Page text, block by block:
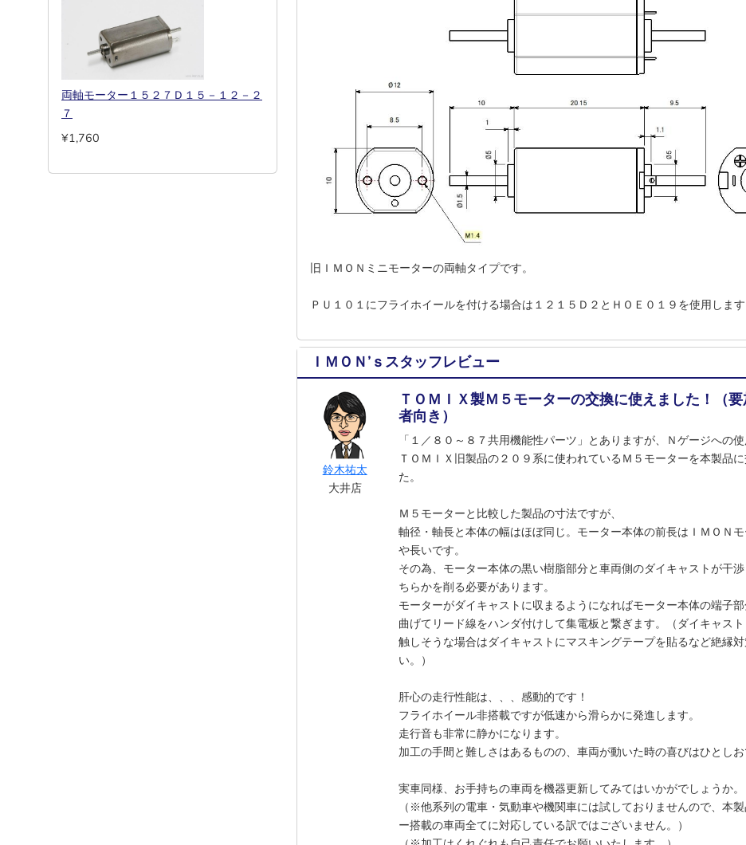
旧ＩＭＯＮミニモーターの両軸タイプです。
ＰＵ１０１にフライホイールを付ける場合は１２１５Ｄ２とＨＯＥ０１９を使用します
ＩＭＯＮ’ｓスタッフレビュー
鈴木祐太
大井店
ＴＯＭＩＸ製Ｍ５モーターの交換に使えました！（
者向き）
「１／８０～８７共用機能性パーツ」とありますが、Ｎゲージへの使
ＴＯＭＩＸ旧製品の２０９系に使われているＭ５モーターを本製品
た。
Ｍ５モーターと比較した製品の寸法ですが、
軸径・軸長と本体の幅はほぼ同じ。モーター本体の前長はＩＭＯＮ
や長いです。
その為、モーター本体の黒い樹脂部分と車両側のダイキャストが干
ちらかを削る必要があります。
モーターがダイキャストに収まるようになればモーター本体の端子
曲げてリード線をハンダ付けして集電板と繋ぎます。（ダイキャス
触しそうな場合はダイキャストにマスキングテープを貼るなど絶縁
い。）
肝心の走行性能は、、、感動的です！
フライホイール非搭載ですが低速から滑らかに発進します。
走行音も非常に静かになります。
加工の手間と難しさはあるものの、車両が動いた時の喜びはひとしお
実車同様、お手持ちの車両を機器更新してみてはいかがでしょうか。
（※他系列の電車・気動車や機関車には試しておりませんので、本
ー搭載の車両全てに対応している訳ではございません。）
両軸モーター１５２７Ｄ１５－１２－２
７
¥1,760